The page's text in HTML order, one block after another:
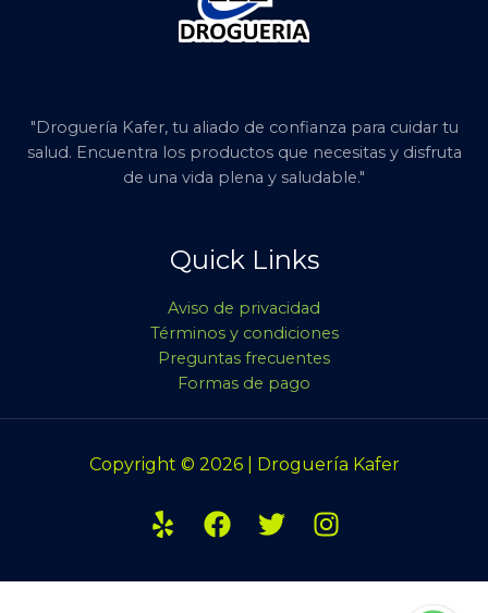
"Droguería Kafer, tu aliado de confianza para cuidar tu
salud. Encuentra los productos que necesitas y disfruta
de una vida plena y saludable."
Quick Links
Aviso de privacidad
Términos y condiciones
Preguntas frecuentes
Formas de pago
Copyright © 2026 | Droguería Kafer